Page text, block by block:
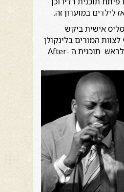
לילדים במועדון זה.
מרסליס אישית ביקש
המורים בלינקולן
סנטר ולהתמנות לראש תוכנית ה After-